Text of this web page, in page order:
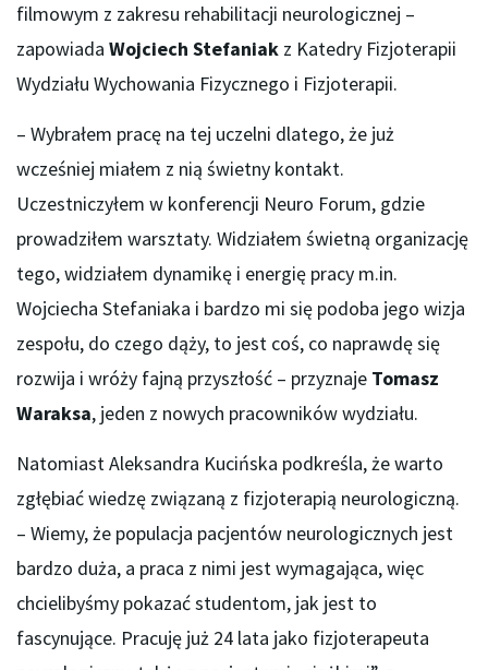
filmowym z zakresu rehabilitacji neurologicznej –
zapowiada Wojciech Stefaniak z Katedry Fizjoterapii
Wydziału Wychowania Fizycznego i Fizjoterapii.
– Wybrałem pracę na tej uczelni dlatego, że już
wcześniej miałem z nią świetny kontakt.
Uczestniczyłem w konferencji Neuro Forum, gdzie
prowadziłem warsztaty. Widziałem świetną organizację
tego, widziałem dynamikę i energię pracy m.in.
Wojciecha Stefaniaka i bardzo mi się podoba jego wizja
zespołu, do czego dąży, to jest coś, co naprawdę się
rozwija i wróży fajną przyszłość – przyznaje Tomasz
Waraksa, jeden z nowych pracowników wydziału.
Natomiast Aleksandra Kucińska podkreśla, że warto
zgłębiać wiedzę związaną z fizjoterapią neurologiczną.
– Wiemy, że populacja pacjentów neurologicznych jest
bardzo duża, a praca z nimi jest wymagająca, więc
chcielibyśmy pokazać studentom, jak jest to
fascynujące. Pracuję już 24 lata jako fizjoterapeuta